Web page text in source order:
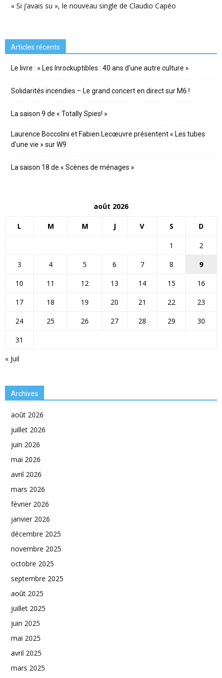
« Si j’avais su », le nouveau single de Claudio Capéo
Articles récents
Le livre : « Les Inrockuptibles : 40 ans d’une autre culture »
Solidarités incendies – Le grand concert en direct sur M6 !
La saison 9 de « Totally Spies! »
Laurence Boccolini et Fabien Lecœuvre présentent « Les tubes
d’une vie » sur W9
La saison 18 de « Scènes de ménages »
août 2026
L M M J V S D
« Juil
1
2
3
4 5 6 7 8
9
10
11 12 13 14 15
16
17
18 19 20 21 22
23
24
25 26 27 28 29
30
31
Archives
août 2026
juillet 2026
juin 2026
mai 2026
avril 2026
mars 2026
février 2026
janvier 2026
décembre 2025
novembre 2025
octobre 2025
septembre 2025
août 2025
juillet 2025
juin 2025
mai 2025
avril 2025
mars 2025